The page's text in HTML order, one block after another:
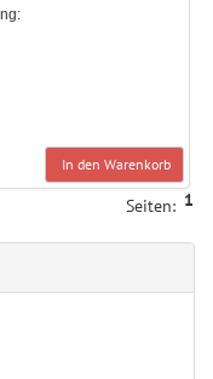
In den Warenkorb
1
Seiten: